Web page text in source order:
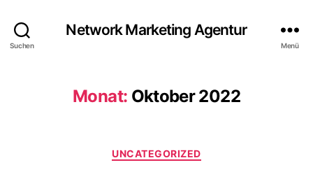
Suchen
Network Marketing Agentur
Menü
Monat: Oktober 2022
Kategorien
UNCATEGORIZED